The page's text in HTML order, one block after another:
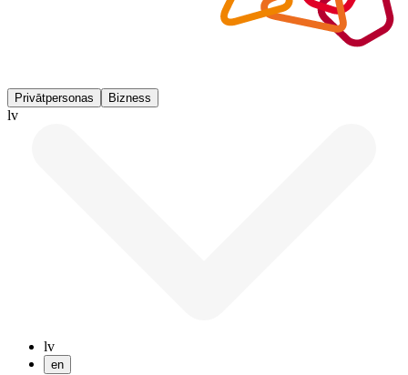
Privātpersonas Bizness
lv
lv
en